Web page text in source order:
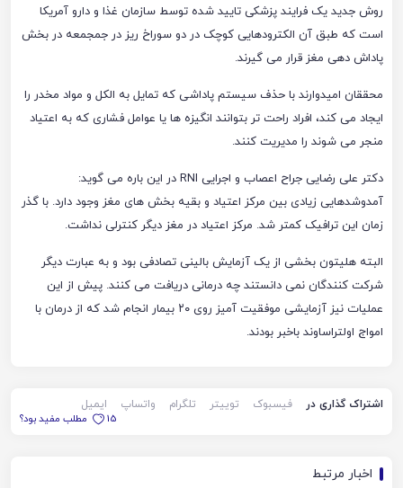
روش جدید یک فرایند پزشکی تایید شده توسط سازمان غذا و دارو آمریکا
است که طبق آن الکترودهایی کوچک در دو سوراخ ریز در جمجمعه در بخش
پاداش دهی مغز قرار می گیرند.
محققان امیدوارند با حذف سیستم پاداشی که تمایل به الکل و مواد مخدر را
ایجاد می کند، افراد راحت تر بتوانند انگیزه ها یا عوامل فشاری که به اعتیاد
منجر می شوند را مدیریت کنند.
دکتر علی رضایی جراح اعصاب و اجرایی RNI در این باره می گوید:
آمدوشدهایی زیادی بین مرکز اعتیاد و بقیه بخش های مغز وجود دارد. با گذر
زمان این ترافیک کمتر شد. مرکز اعتیاد در مغز دیگر کنترلی نداشت.
البته هلیتون بخشی از یک آزمایش بالینی تصادفی بود و به عبارت دیگر
شرکت کنندگان نمی دانستند چه درمانی دریافت می کنند. پیش از این
عملیات نیز آزمایشی موفقیت آمیز روی ۲۰ بیمار انجام شد که از درمان با
امواج اولتراساوند باخبر بودند.
اشتراک گذاری در فیسبوک توییتر تلگرام واتساپ
ایمیل
15
مطلب مفید بود؟
اخبار مرتبط